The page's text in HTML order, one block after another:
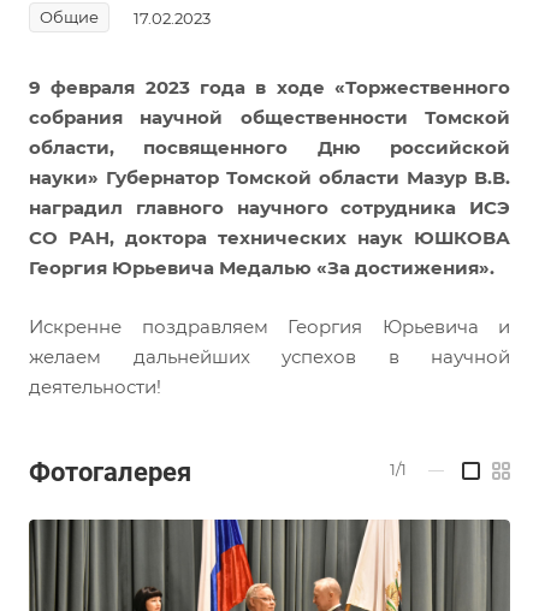
Общие 17.02.2023
9 февраля 2023 года в ходе «Торжественного
собрания научной общественности Томской
области, посвященного Дню российской
науки» Губернатор Томской области Мазур В.В.
наградил главного научного сотрудника ИСЭ
СО РАН, доктора технических наук ЮШКОВА
Георгия Юрьевича Медалью «За достижения».
Искренне поздравляем Георгия Юрьевича и
желаем дальнейших успехов в научной
деятельности!
Фотогалерея 1/1 —